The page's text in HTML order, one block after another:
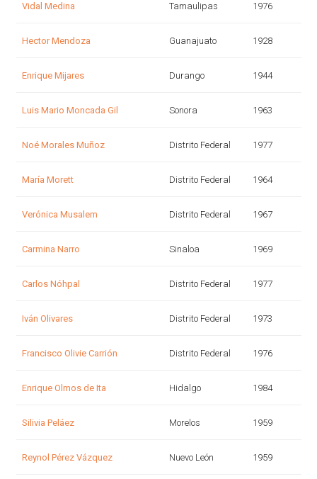
Vidal Medina Tamaulipas 1976
Hector Mendoza Guanajuato 1928
Enrique Mijares Durango 1944
Luis Mario Moncada Gil Sonora 1963
Noé Morales Muñoz Distrito Federal 1977
María Morett Distrito Federal 1964
Verónica Musalem Distrito Federal 1967
Carmina Narro Sinaloa 1969
Carlos Nóhpal Distrito Federal 1977
Iván Olivares Distrito Federal 1973
Francisco Olivie Carrión Distrito Federal 1976
Enrique Olmos de Ita Hidalgo 1984
Silivia Peláez Morelos 1959
Reynol Pérez Vázquez Nuevo León 1959